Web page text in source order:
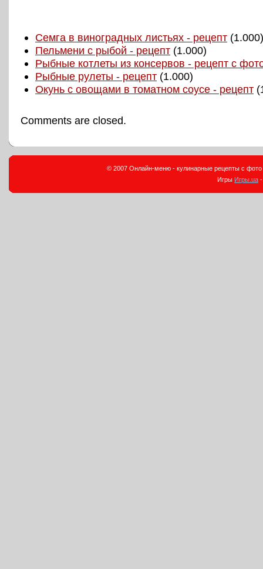
Семга в виноградных листьях - рецепт (1.000)
Пельмени с рыбой - рецепт (1.000)
Рыбные котлеты из консервов - рецепт с
Рыбные рулеты - рецепт (1.000)
Окунь с овощами в томатном соусе - рецепт
Comments are closed.
© 2007 Онлайн-меню - кулинарные рецепты с фото
Игры Игры.ua